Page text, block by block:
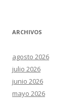
ARCHIVOS
agosto 2026
julio 2026
junio 2026
mayo 2026